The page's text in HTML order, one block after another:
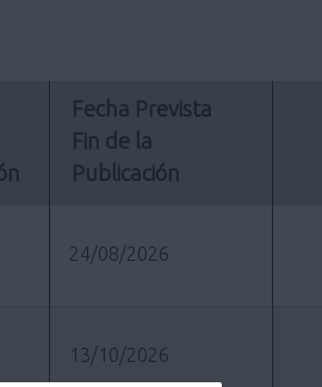
Fecha Prevista
Fin de la
Publicación
24/08/2026
13/10/2026